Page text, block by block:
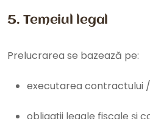
5. Temeiul legal
Prelucrarea se bazează pe:
executarea contractului